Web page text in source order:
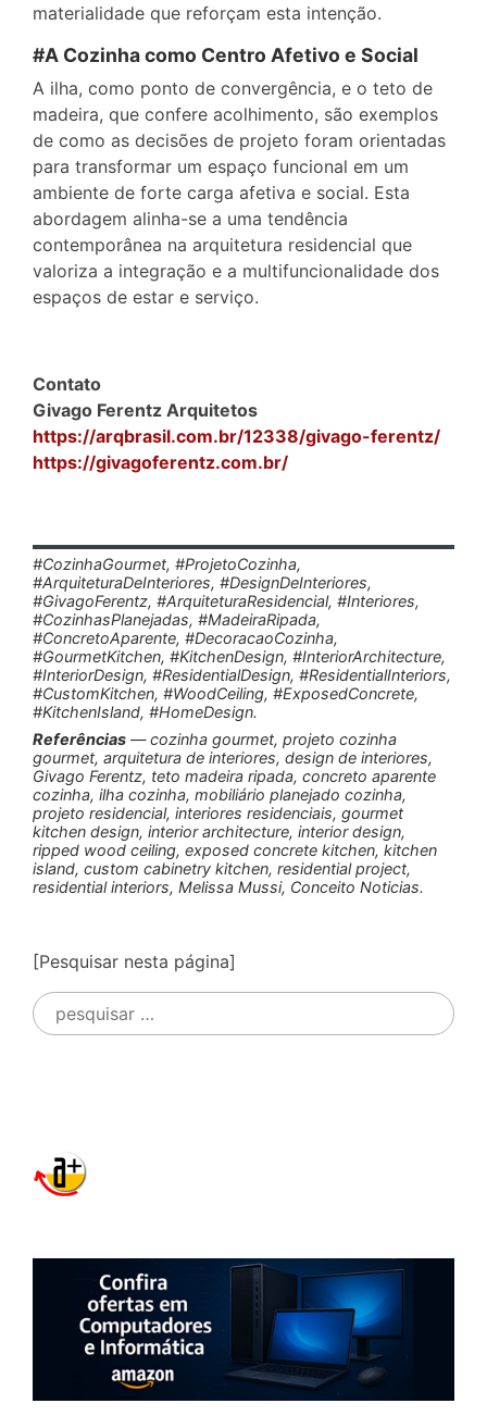
materialidade que reforçam esta intenção.
#A Cozinha como Centro Afetivo e Social
A ilha, como ponto de convergência, e o teto de
madeira, que confere acolhimento, são exemplos
de como as decisões de projeto foram orientadas
para transformar um espaço funcional em um
ambiente de forte carga afetiva e social. Esta
abordagem alinha-se a uma tendência
contemporânea na arquitetura residencial que
valoriza a integração e a multifuncionalidade dos
espaços de estar e serviço.
Contato
Givago Ferentz Arquitetos
https://arqbrasil.com.br/12338/givago-ferentz/
https://givagoferentz.com.br/
#CozinhaGourmet, #ProjetoCozinha,
#ArquiteturaDeInteriores, #DesignDeInteriores,
#GivagoFerentz, #ArquiteturaResidencial, #Interiores,
#CozinhasPlanejadas, #MadeiraRipada,
#ConcretoAparente, #DecoracaoCozinha,
#GourmetKitchen, #KitchenDesign, #InteriorArchitecture,
#InteriorDesign, #ResidentialDesign, #ResidentialInteriors,
#CustomKitchen, #WoodCeiling, #ExposedConcrete,
#KitchenIsland, #HomeDesign.
Referências — cozinha gourmet, projeto cozinha
gourmet, arquitetura de interiores, design de interiores,
Givago Ferentz, teto madeira ripada, concreto aparente
cozinha, ilha cozinha, mobiliário planejado cozinha,
projeto residencial, interiores residenciais, gourmet
kitchen design, interior architecture, interior design,
ripped wood ceiling, exposed concrete kitchen, kitchen
island, custom cabinetry kitchen, residential project,
residential interiors, Melissa Mussi, Conceito Noticias.
[Pesquisar nesta página]
Pesquisar
por: